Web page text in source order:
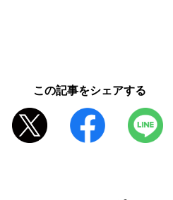
この記事をシェアする